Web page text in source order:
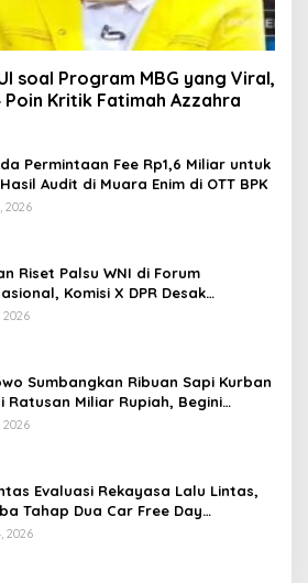
soal Program MBG yang Viral,
Banjir Pujian 4 Poin Kritik Fatimah Azzahra
Permintaan Fee Rp1,6 Miliar untuk
Audit di Muara Enim di OTT BPK
2026
Riset Palsu WNI di Forum
Komisi X DPR Desak
dan Penegakan Sanksi Etik
2026
Sumbangkan Ribuan Sapi Kurban
Ratusan Miliar Rupiah, Begini
Menkeu Purbaya
2026
Evaluasi Rekayasa Lalu Lintas,
Tahap Dua Car Free Day
Diundur
2026